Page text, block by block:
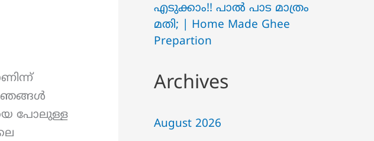
ഞങ്ങൾ
പോലുള്ള
എടുക്കാം!! പാൽ പാട മാത്രം
മതി; | Home Made Ghee
Prepartion
Archives
August 2026